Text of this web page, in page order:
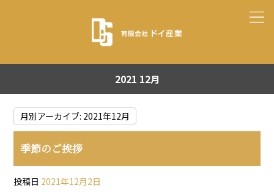
2021 12月
月別アーカイブ: 2021年12月
季節のご挨拶
投稿日 2021年12月2日